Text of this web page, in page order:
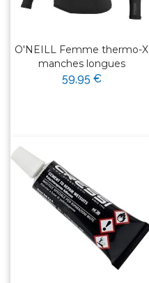
O'NEILL Femme thermo-X
manches longues
59,95 €